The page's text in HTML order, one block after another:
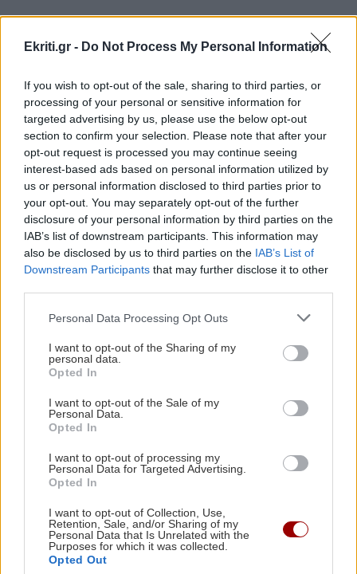
Ekriti.gr - Do Not Process My Personal Information
If you wish to opt-out of the sale, sharing to third parties, or
processing of your personal or sensitive information for
targeted advertising by us, please use the below opt-out
section to confirm your selection. Please note that after your
opt-out request is processed you may continue seeing
interest-based ads based on personal information utilized by
us or personal information disclosed to third parties prior to
your opt-out. You may separately opt-out of the further
disclosure of your personal information by third parties on the
IAB’s list of downstream participants. This information may
also be disclosed by us to third parties on the IAB’s List of
Downstream Participants that may further disclose it to other
Personal Data Processing Opt Outs
I want to opt-out of the Sharing of my
personal data.
Opted In
I want to opt-out of the Sale of my
Personal Data.
Opted In
I want to opt-out of processing my
Personal Data for Targeted Advertising.
Opted In
I want to opt-out of Collection, Use,
Retention, Sale, and/or Sharing of my
Personal Data that Is Unrelated with the
Purposes for which it was collected.
Opted Out
18:14
ΑΥΤΟΔΙΟΙΚΗΣΗ
αναβάθμιση 22 χιλιομέτρων αγροτικών και
κτηνοτροφικών δρόμων
18:07
ΟΙΚΟΝΟΜΙΑ
Υποχώρησε στο 3,4% ο πληθωρισμός τον Ιούλιο
– Επιμένει η ακρίβεια σε ενέργεια και ενοίκια
18:00
GOSSIP - LIFESTYLE
Οι πόζες της Κατερίνας Παπουτσάκη με μαγιό
στην Κρήτη
17:51
ΗΡΑΚΛΕΙΟ
Κερδίστε 5 διπλές προσκλήσεις για τη
ΑΘΛΗΤΙΚΑ
Γιώργος Αγριμανάκης: Αντιδήμαρχος
Υπηρεσίας για το Σαββατοκύριακο 8 και 9
Αυγούστου
ΚΡΗΤΗ
Μεγάλες πληγές στο Ρέθυμνο από τις φωτιές –
ΠΕΡΙΣΣΟΤΕΡΑ
ΠΟΛΙΤΙΚΗ
Υποκλοπές: «Πυρά» της
αντιπολίτευσης για το «μπλόκο» του
Αρείου Πάγου στην ανάσυρση του
φακέλου
ΕΛΛΑΔΑ
Σέρρες: «Τα έχασα όλα σε μια στιγμή»
– Ραγίζει καρδιές ο σύζυγος και
πατέρας των θυμάτων του τροχαίου
ΚΟΣΜΟΣ
Θέουτα: Αγώνας δρόμου η
ταυτοποίηση των μεταναστών -
Σχέδια για ταφή των νεκρών και
μεταφορά των ανηλίκων